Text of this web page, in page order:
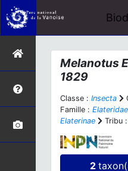
Melanotus
1829
Classe : Insecta
Famille : Elateridae
Elaterinae
Tribu :
2